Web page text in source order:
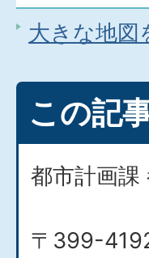
大きな地図
この記
都市計画課
〒399-